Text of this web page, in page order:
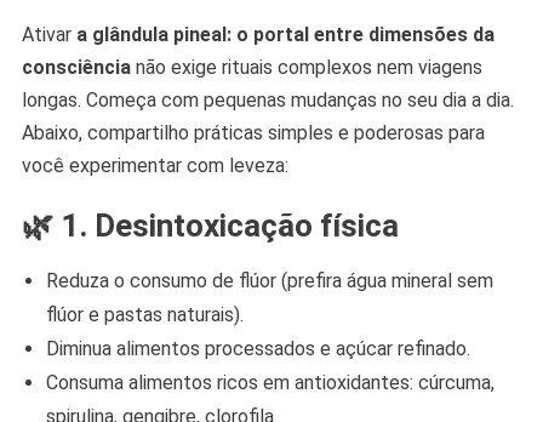
Ativar a glândula pineal: o portal entre dimensões da
consciêncianão exige rituais complexos nem viagens
longas. Começa com pequenas mudanças no seu dia a dia.
Abaixo, compartilho práticas simples e poderosas para
você experimentar com leveza:
🌿 1. Desintoxicação física
Reduza o consumo de flúor (prefira água mineral sem
flúor e pastas naturais).
Diminua alimentos processados e açúcar refinado.
Consuma alimentos ricos em antioxidantes: cúrcuma,
spirulina, gengibre, clorofila.